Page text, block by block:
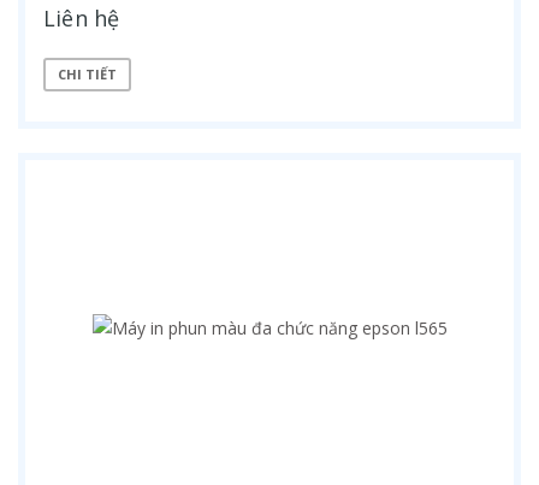
Liên hệ
CHI TIẾT